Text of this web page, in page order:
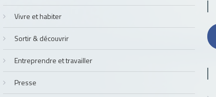
Vivre et habiter
Sortir & découvrir
Entreprendre et travailler
Presse